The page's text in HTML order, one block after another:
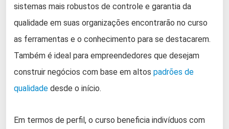
sistemas mais robustos de controle e garantia da
qualidade em suas organizações encontrarão no curso
as ferramentas e o conhecimento para se destacarem.
Também é ideal para empreendedores que desejam
construir negócios com base em altos padrões de
qualidade desde o início.
Em termos de perfil, o curso beneficia indivíduos com